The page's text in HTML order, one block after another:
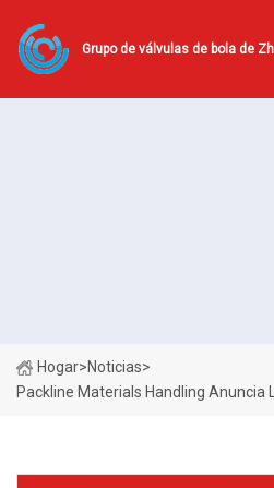
Grupo de válvulas de bola de
Hogar>Noticias>
Packline Materials Handling Anuncia